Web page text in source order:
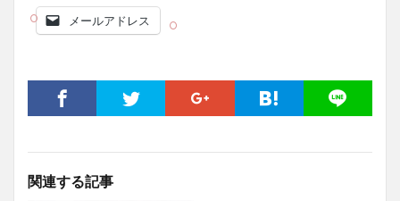
メールアドレス
関連する記事